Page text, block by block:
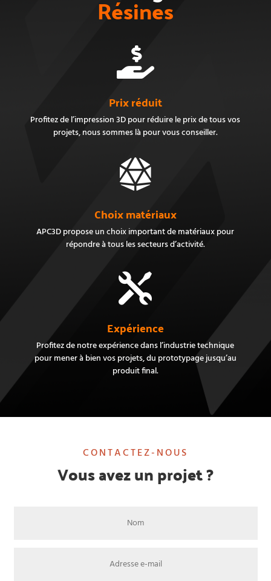
Résines

Prix réduit
Profitez de l’impression 3D pour réduire le prix de tous vos
projets, nous sommes là pour vous conseiller.

Choix matériaux
APC3D propose un choix important de matériaux pour
répondre à tous les secteurs d’activité.

Expérience
Profitez de notre expérience dans l’industrie technique
pour mener à bien vos projets, du prototypage jusqu’au
produit final.
CONTACTEZ-NOUS
Vous avez un projet ?